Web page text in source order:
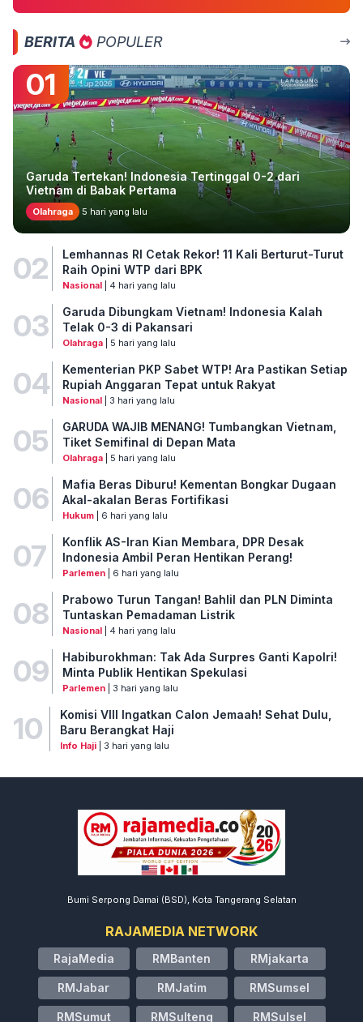
BERITA POPULER
01
Garuda Tertekan! Indonesia Tertinggal 0-2 dari
Vietnam di Babak Pertama
Olahraga 5 hari yang lalu
02
Lemhannas RI Cetak Rekor! 11 Kali Berturut-Turut
Raih Opini WTP dari BPK
Nasional| 4 hari yang lalu
03
Garuda Dibungkam Vietnam! Indonesia Kalah
Telak 0-3 di Pakansari
Olahraga| 5 hari yang lalu
04
Kementerian PKP Sabet WTP! Ara Pastikan Setiap
Rupiah Anggaran Tepat untuk Rakyat
Nasional| 3 hari yang lalu
05
GARUDA WAJIB MENANG! Tumbangkan Vietnam,
Tiket Semifinal di Depan Mata
Olahraga| 5 hari yang lalu
06
Mafia Beras Diburu! Kementan Bongkar Dugaan
Akal-akalan Beras Fortifikasi
Hukum| 6 hari yang lalu
07
Konflik AS-Iran Kian Membara, DPR Desak
Indonesia Ambil Peran Hentikan Perang!
Parlemen| 6 hari yang lalu
08
Prabowo Turun Tangan! Bahlil dan PLN Diminta
Tuntaskan Pemadaman Listrik
Nasional| 4 hari yang lalu
09
Habiburokhman: Tak Ada Surpres Ganti Kapolri!
Minta Publik Hentikan Spekulasi
Parlemen| 3 hari yang lalu
10
Komisi VIII Ingatkan Calon Jemaah! Sehat Dulu,
Baru Berangkat Haji
Info Haji| 3 hari yang lalu
Bumi Serpong Damai (BSD), Kota Tangerang Selatan
RAJAMEDIA NETWORK
RajaMedia RMBanten RMjakarta
RMJabar RMJatim RMSumsel
RMSumut RMSulteng RMSulsel